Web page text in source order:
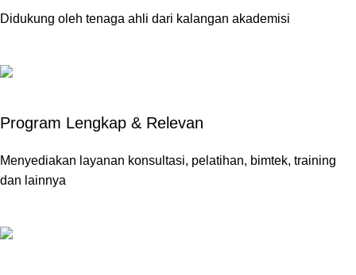
Didukung oleh tenaga ahli dari kalangan akademisi
Program Lengkap & Relevan
Menyediakan layanan konsultasi, pelatihan, bimtek, training
dan lainnya